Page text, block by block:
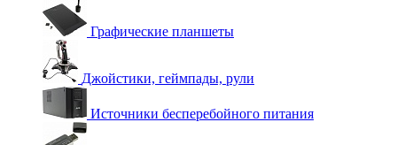
Графические планшеты
Джойстики, геймпады, рули
Источники бесперебойного питания